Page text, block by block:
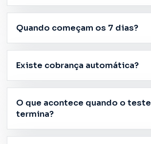
Quando começam os 7 dias?
Existe cobrança automática?
O que acontece quando o teste
termina?